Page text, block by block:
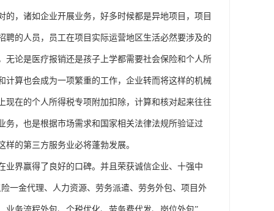
，诸如企业开展业务，好多时候都是异地项目，项目
的人员，员工在项目实际运营地区生活必然要涉及的
论是医疗报销还是孩子上学都需要社会保险和个人所
算也会成为一项繁重的工作，企业转而将这样的机械
在的个人所得税专项附加扣除，计算和核对起来往往
，也是根据市场需求和国家相关法律法规所验证过
的第三方服务业必将蓬勃发展。
界赢得了良好的口碑。并且荣获诚信企业、十强中
一金代理、人力资源、劳务派遣、劳务外包、项目外